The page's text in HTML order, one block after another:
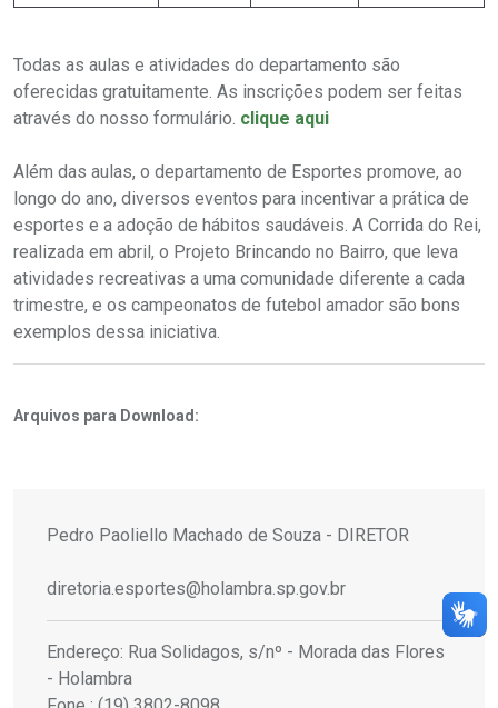
Todas as aulas e atividades do departamento são
oferecidas gratuitamente. As inscrições podem ser feitas
através do nosso formulário. clique aqui
Além das aulas, o departamento de Esportes promove, ao
longo do ano, diversos eventos para incentivar a prática de
esportes e a adoção de hábitos saudáveis. A Corrida do Rei,
realizada em abril, o Projeto Brincando no Bairro, que leva
atividades recreativas a uma comunidade diferente a cada
trimestre, e os campeonatos de futebol amador são bons
exemplos dessa iniciativa.
Arquivos para Download:
Pedro Paoliello Machado de Souza - DIRETOR
diretoria.esportes@holambra.sp.gov.br
Endereço: Rua Solidagos, s/nº - Morada das Flores
- Holambra